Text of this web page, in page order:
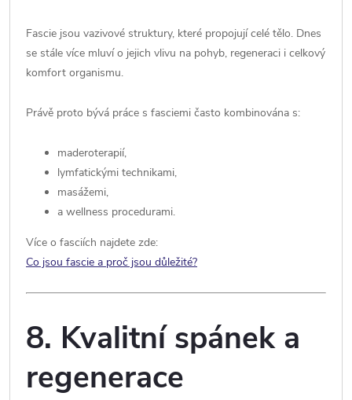
Fascie jsou vazivové struktury, které propojují celé tělo. Dnes
se stále více mluví o jejich vlivu na pohyb, regeneraci i celkový
komfort organismu.
Právě proto bývá práce s fasciemi často kombinována s:
maderoterapií,
lymfatickými technikami,
masážemi,
a wellness procedurami.
Více o fasciích najdete zde:
Co jsou fascie a proč jsou důležité?
8. Kvalitní spánek a
regenerace